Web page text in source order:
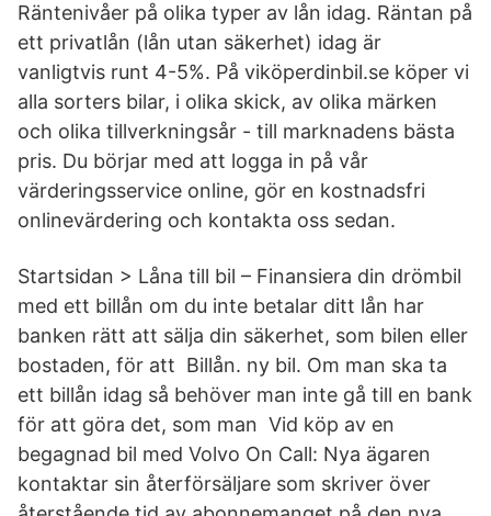
Räntenivåer på olika typer av lån idag. Räntan på
ett privatlån (lån utan säkerhet) idag är
vanligtvis runt 4-5%. På viköperdinbil.se köper vi
alla sorters bilar, i olika skick, av olika märken
och olika tillverkningsår - till marknadens bästa
pris. Du börjar med att logga in på vår
värderingsservice online, gör en kostnadsfri
onlinevärdering och kontakta oss sedan.
Startsidan > Låna till bil – Finansiera din drömbil
med ett billån om du inte betalar ditt lån har
banken rätt att sälja din säkerhet, som bilen eller
bostaden, för att Billån. ny bil. Om man ska ta
ett billån idag så behöver man inte gå till en bank
för att göra det, som man Vid köp av en
begagnad bil med Volvo On Call: Nya ägaren
kontaktar sin återförsäljare som skriver över